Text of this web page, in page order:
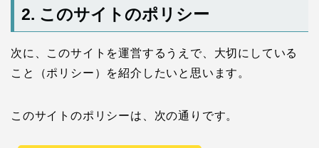
2. このサイトのポリシー
次に、このサイトを運営するうえで、大切にしている
こと（ポリシー）を紹介したいと思います。
このサイトのポリシーは、次の通りです。